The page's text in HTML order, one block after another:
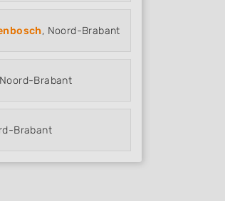
, Noord-Brabant
Brabant
Brabant